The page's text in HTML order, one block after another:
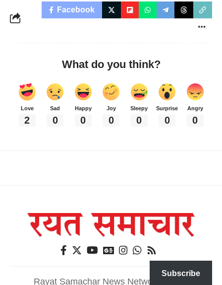
Facebook
What do you think?
Love
2
Sad
0
Happy
0
Joy
0
Sleepy
0
Surprise
0
Angry
0
Rayat Samachar News Network@2026
Subscribe